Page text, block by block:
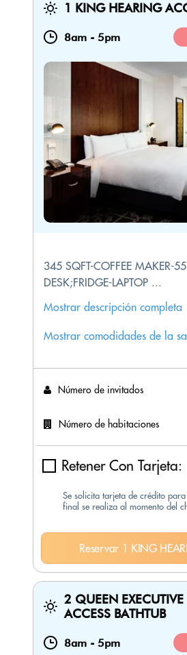
1 KING HEARING
8am - 5pm
345 SQFT-COFFEE MAKER-
DESK;FRIDGE-LAPTOP ...
Mostrar descripción completa
Mostrar comodidades de la
Número de invitados
Número de habitaciones
Retener Con Tarjeta:
Se solicita tarjeta de crédito
final se realiza al momento del
Reservar 1 KING
2 QUEEN
ACCESS BATHTUB
8am - 5pm